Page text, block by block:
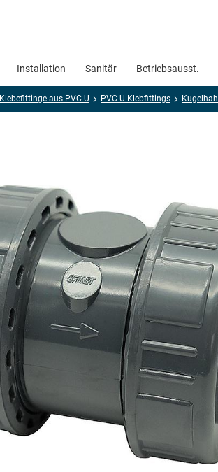
Installation Sanitär Betriebsausst.
Klebefittinge aus PVC-U PVC-U Klebfittings